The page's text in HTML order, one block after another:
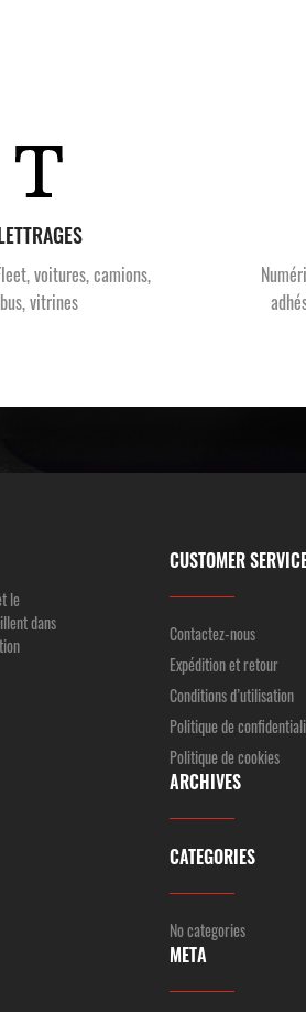
voitures, camions,
bus, vitrines
le
dans
CUSTOMER
Contactez-nous
Expédition et retour
Conditions d’utilisation
Politique de
Politique de cookies
ARCHIVES
CATEGORIES
No categories
META